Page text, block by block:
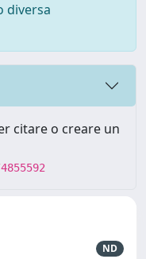
diversa
citare o creare un
ND